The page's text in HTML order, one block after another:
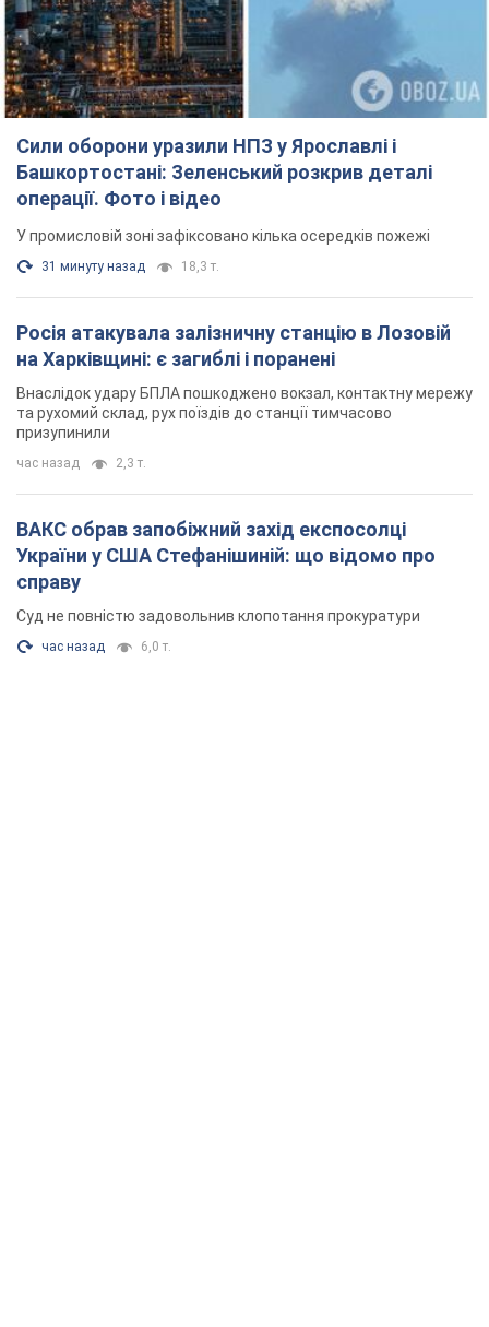
Сили оборони уразили НПЗ у Ярославлі і
Башкортостані: Зеленський розкрив деталі
операції. Фото і відео
У промисловій зоні зафіксовано кілька осередків пожежі
31 минуту назад 18,3 т.
Росія атакувала залізничну станцію в Лозовій
на Харківщині: є загиблі і поранені
Внаслідок удару БПЛА пошкоджено вокзал, контактну мережу
та рухомий склад, рух поїздів до станції тимчасово
призупинили
час назад 2,3 т.
ВАКС обрав запобіжний захід експосолці
України у США Стефанішиній: що відомо про
справу
Суд не повністю задовольнив клопотання прокуратури
час назад 6,0 т.